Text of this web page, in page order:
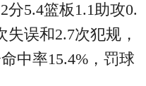
分5.4篮板1.1助攻0.
失误和2.7次犯规，
中率15.4%，罚球